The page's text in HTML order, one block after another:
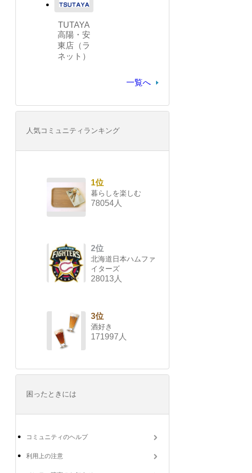
TUTAYA
高陽・安
東店（ラ
ネット）
一覧へ
人気コミュニティランキング
1位
暮らしを楽しむ
78054人
2位
北海道日本ハムファ
イターズ
28013人
3位
酒好き
171997人
困ったときには
コミュニティのヘルプ
利用上の注意